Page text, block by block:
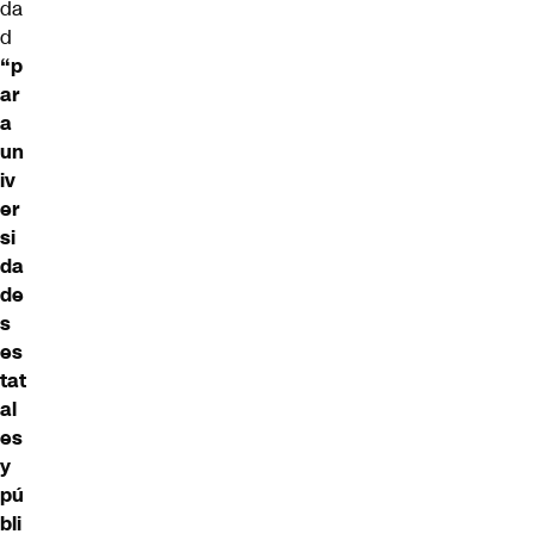
da
d
“p
ar
a
un
iv
er
si
da
de
s
es
tat
al
es
y
pú
bli